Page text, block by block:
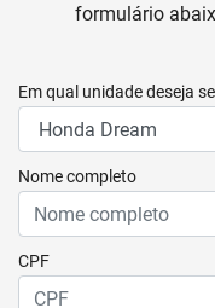
formulário
Em qual unidade deseja
Nome completo
CPF